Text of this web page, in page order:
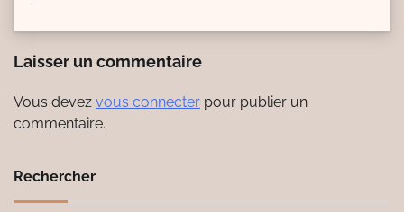
Laisser un commentaire
Vous devez vous connecter pour publier un
commentaire.
Rechercher